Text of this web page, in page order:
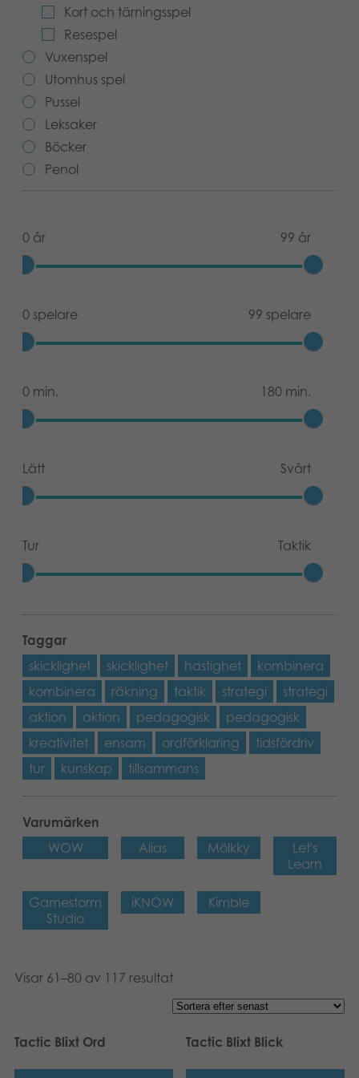
Böcker
Arkiverade produkter
Applikationer
Kort och tärningsspel
Resespel
Vuxenspel
Utomhus spel
Pussel
Leksaker
Böcker
Penol
0 år 99 år
0 spelare 99 spelare
0 min. 180 min.
Lätt Svårt
Tur Taktik
Taggar
skicklighet
skicklighet hastighet
kombinera
kombinera
räkning taktik strategi
strategi
aktion
aktion pedagogisk
pedagogisk
kreativitet
ensam ordförklaring
tidsfördriv
tur
kunskap tillsammans
Varumärken
WOW
Alias Mölkky
Let's
Learn
Gamestorm
Studio
iKNOW Kimble
Visar 61–80 av 117 resultat
Tactic Blixt Ord Tactic Blixt Blick